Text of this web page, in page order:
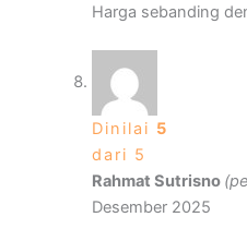
Harga sebanding
Dinilai 5
dari 5
Rahmat Sutrisno
Desember 2025